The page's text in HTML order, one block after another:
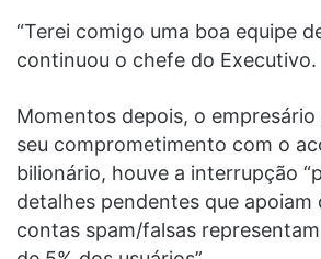
“Terei comigo uma boa equipe
continuou o chefe do Executivo.
Momentos depois, o
seu comprometimento com o
bilionário, houve a interrupção
detalhes pendentes que apoiam
contas spam/falsas